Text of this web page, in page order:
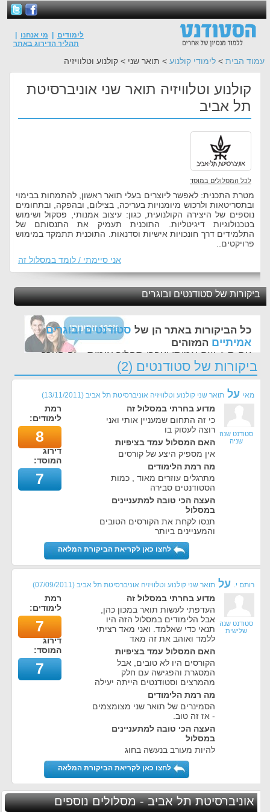
לימודים מי אנחנו
תהליך הדירוג באתר
עמוד הבית > לימודי קולנוע > תואר שני > קולנוע וטלוויזיה
קולנוע וטלוויזיה תואר שני אוניברסיטת
תל אביב
לכל המסלולים במוסד
מטרת התכנית: לאפשר ליוצרים בעלי תואר ראשון, להתמחות בבימוי
ובתסריטאות ולרכוש מיומנויות בעריכה, בצילום, ובהפקה, ובתחומים
נוספים של היצירה הקולנועית, כגון: עיצוב אמנותי, פסקול ושימוש
בטכנולוגיות דיגיטליות. התוכנית תעמיק את התנסותם של
התלמידים דרך חונכויות אישיות וסדנאות. התוכנית תתמקד במימוש
פרויקטים..
אני סיימתי / לומד במסלול זה
ביקורות של סטודנטים ובוגרים
כל הביקורות באתר הן של סטודנטים ובוגרים
אמיתיים המזוהים
עם ת.ז, שם אמיתי ועברו תהליך אימות - זה הערך
החשוב לנו ביותר באתר
ביקורות של סטודנטים (2)
מאי על תואר שני קולנוע וטלוויזיה אוניברסיטת תל אביב (
13/11/2011
)
סטודנט שנה
שניה
מדוע בחרתי במסלול זה
כי זה התחום שמעניין אותי ואני
רוצה לעסוק בו
האם המסלול עמד בציפיות
אין מספיק היצע של קורסים
מה רמת הלימודים
מתרגלים עוזרים מאוד , כמות
הסטודנטים סבירה
העצה הכי טובה למתעניינים
במסלול
תנסו לקחת את הקורסים הטובים
והמעניינים ביותר
רמת
לימודים:
8
דירוג
המוסד:
7
לחצו כאן לקריאת הביקורת המלאה
רותם י. על תואר שני קולנוע וטלוויזיה אוניברסיטת תל אביב (
07/09/2011
)
סטודנט שנה
שלישית
מדוע בחרתי במסלול זה
העדפתי לעשות תואר במכון כהן,
אבל הלימודים במסלול הזה היו
תנאי כדי שאלמד. ואני מאד רציתי
ללמד ואוהב את זה מאד
האם המסלול עמד בציפיות
הקורסים היו לא טובים, אבל
המסגרת והפגישה עם חלק
מהמרצים וסטודנטים הייתה יעילה
מה רמת הלימודים
הסמינרים של תואר שני מצומצמים
- אז זה טוב.
העצה הכי טובה למתעניינים
במסלול
להיות מעורב בנעשה בחוג
רמת
לימודים:
7
דירוג
המוסד:
7
לחצו כאן לקריאת הביקורת המלאה
אוניברסיטת תל אביב - מסלולים נוספים